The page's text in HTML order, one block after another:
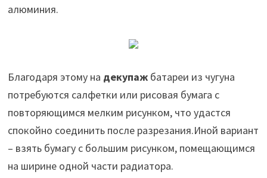
алюминия.
Благодаря этому на декупажбатареи из чугуна
потребуются салфетки или рисовая бумага с
повторяющимся мелким рисунком, что удастся
спокойно соединить после разрезания.Иной вариант
– взять бумагу с большим рисунком, помещающимся
на ширине одной части радиатора.